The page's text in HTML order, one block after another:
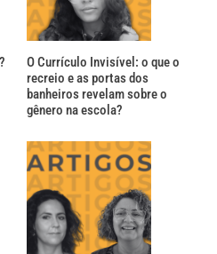
O Currículo Invisível: o que o
recreio e as portas dos
banheiros revelam sobre o
gênero na escola?